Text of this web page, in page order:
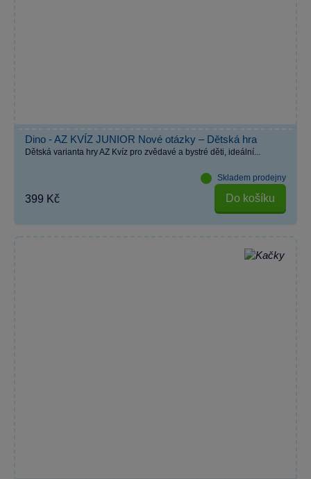
Dino - AZ KVÍZ JUNIOR Nové otázky – Dětská hra
Dětská varianta hry AZ Kvíz pro zvědavé a bystré děti, ideální...
Skladem prodejny
399 Kč Do košíku